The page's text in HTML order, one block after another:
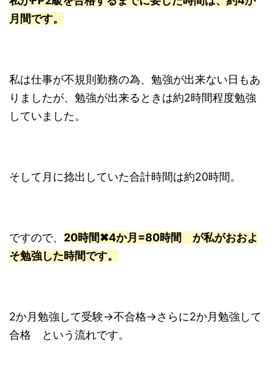
月間です。
私は仕事が不規則勤務の為、勉強が出来ない日もあ
りましたが、勉強が出来るときは約2時間程度勉強
していました。
そして月に捻出していた合計時間は約20時間。
ですので、 20時間✖4か月=80時間 が私がおおよ
そ勉強した時間です。
2か月勉強して受験→不合格→さらに2か月勉強して
合格 という流れです。